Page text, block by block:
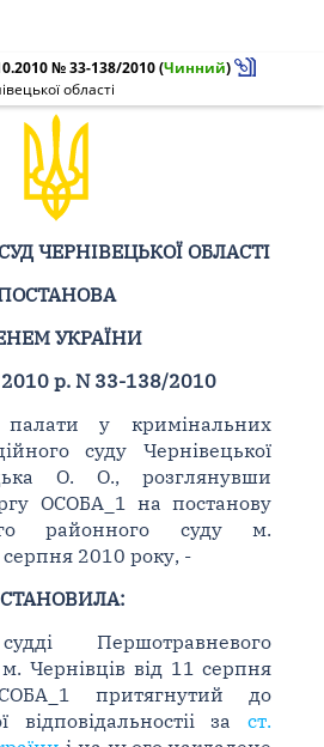
№ 33-138/2010(Чинний)
області
ЧЕРНІВЕЦЬКОЇ ОБЛАСТІ
УКРАЇНИ
р. N 33-138/2010
палати у кримінальних
суду Чернівецької
О. О., розглянувши
ОСОБА_1 на постанову
районного суду м.
серпня 2010 року, -
Першотравневого
Чернівців від 11 серпня
притягнутий до
відповідальностіі заст.